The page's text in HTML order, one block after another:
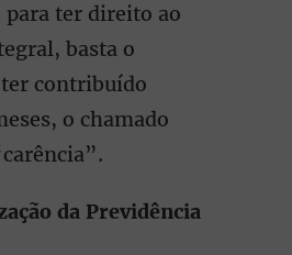
ter direito ao
basta o
contribuído
o chamado
da Previdência